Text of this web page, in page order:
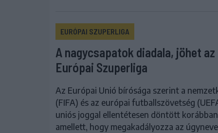
EURÓPAI SZUPERLIGA
A nagycsapatok diadala, jöhet az
Európai Szuperliga
Az Európai Unió bírósága szerint a
(FIFA) és az európai futballszövetség
uniós joggal ellentétesen döntött korábban
amellett, hogy megakadályozza az